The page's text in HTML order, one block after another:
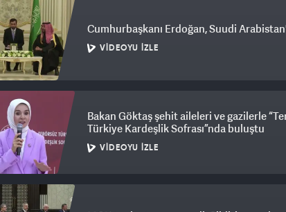
Cumhurbaşkanı Erdoğan, Suudi
VIDEOYU İZLE
Bakan Göktaş şehit aileleri ve gazilerle
Türkiye Kardeşlik Sofrası”nda buluştu
VIDEOYU İZLE